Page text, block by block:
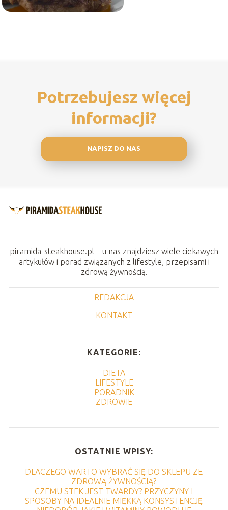
Potrzebujesz więcej
informacji?
NAPISZ DO NAS
piramida-steakhouse.pl – u nas znajdziesz wiele ciekawych
artykułów i porad związanych z lifestyle, przepisami i
zdrową żywnością.
REDAKCJA
KONTAKT
KATEGORIE:
DIETA
LIFESTYLE
PORADNIK
ZDROWIE
OSTATNIE WPISY:
DLACZEGO WARTO WYBRAĆ SIĘ DO SKLEPU ZE
ZDROWĄ ŻYWNOŚCIĄ?
CZEMU STEK JEST TWARDY? PRZYCZYNY I
SPOSOBY NA IDEALNIE MIĘKKĄ KONSYSTENCJĘ